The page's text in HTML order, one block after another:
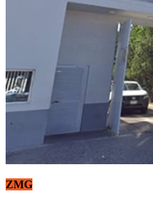
ZMG